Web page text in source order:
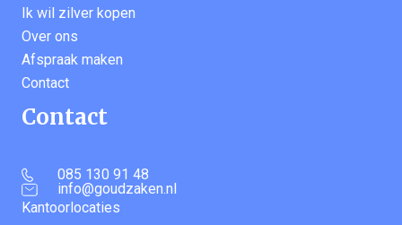
Ik wil zilver kopen
Over ons
Afspraak maken
Contact
Contact
085 130 91 48
info@goudzaken.nl
Kantoorlocaties